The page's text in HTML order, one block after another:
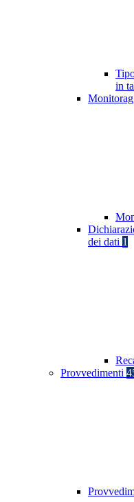
in
dei dati 1
Provvedimenti